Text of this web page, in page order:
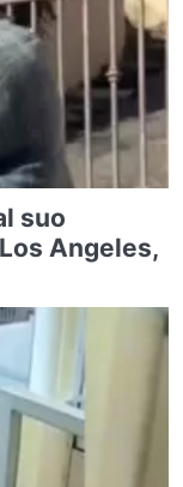
suo
Angeles,